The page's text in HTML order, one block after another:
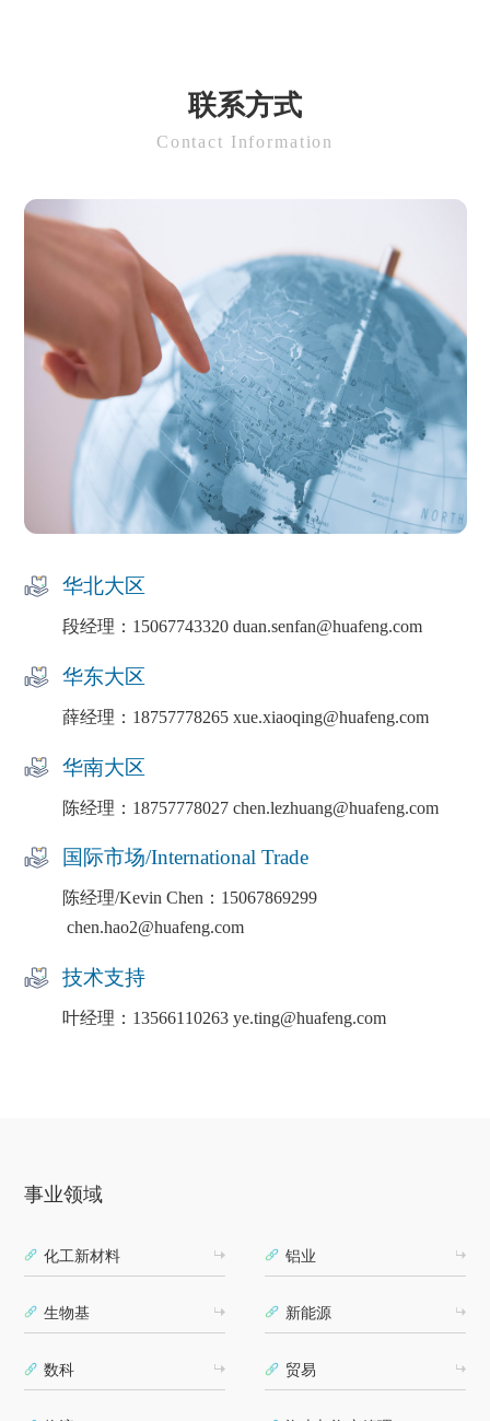
联系方式
Contact Information
华北大区
段经理：15067743320 duan.senfan@huafeng.com
华东大区
薛经理：18757778265 xue.xiaoqing@huafeng.com
华南大区
陈经理：18757778027 chen.lezhuang@huafeng.com
国际市场/International Trade
陈经理/Kevin Chen：15067869299
chen.hao2@huafeng.com
技术支持
叶经理：13566110263 ye.ting@huafeng.com
事业领域
化工新材料 铝业
生物基 新能源
数科 贸易